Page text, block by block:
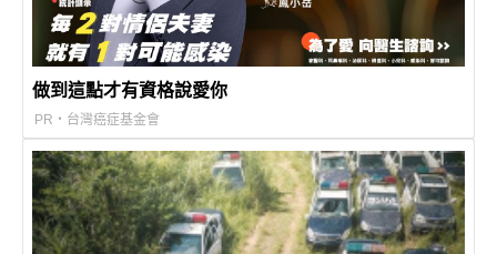
做到這點才有資格說愛你
PR・台灣癌症基金會